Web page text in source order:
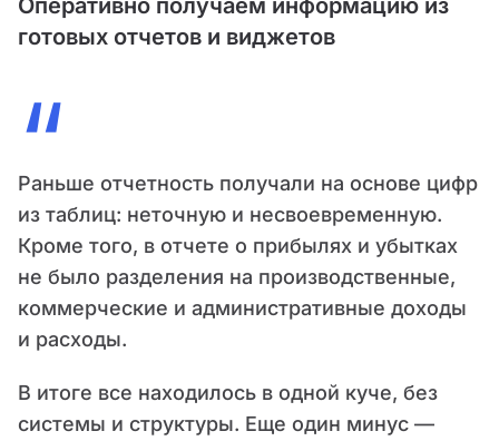
Оперативно получаем информацию из
готовых отчетов и виджетов
“
Раньше отчетность получали на основе цифр
из таблиц: неточную и несвоевременную.
Кроме того, в отчете о прибылях и убытках
не было разделения на производственные,
коммерческие и административные доходы
и расходы.
В итоге все находилось в одной куче, без
системы и структуры. Еще один минус —